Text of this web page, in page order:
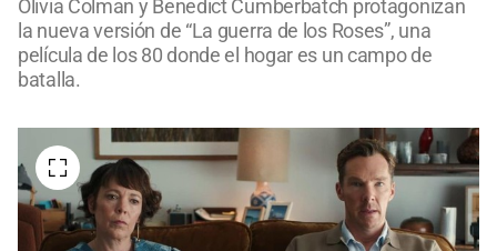
Olivia Colman y Benedict Cumberbatch protagonizan
la nueva versión de “La guerra de los Roses”, una
película de los 80 donde el hogar es un campo de
batalla.